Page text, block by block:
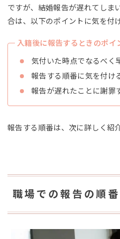
ですが、結婚報告が遅れてしま
合は、以下のポイントに気を付
入籍後に報告するときのポイ
気付いた時点でなるべく
報告する順番に気を付け
報告が遅れたことに謝罪
報告する順番は、次に詳しく紹
職場での報告の順番